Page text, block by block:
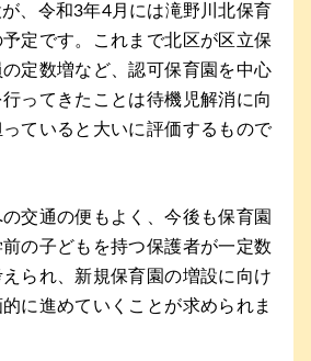
、令和3年4月には滝野川北保育
定です。これまで北区が区立保
定数増など、認可保育園を中心
ってきたことは待機児解消に向
ていると大いに評価するもので
交通の便もよく、今後も保育園
の子どもを持つ保護者が一定数
られ、新規保育園の増設に向け
に進めていくことが求められま